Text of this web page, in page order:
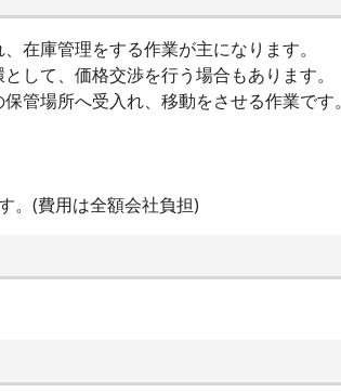
在庫管理をする作業が主になります。
して、価格交渉を行う場合もあります。
管場所へ受入れ、移動をさせる作業です。
。(費用は全額会社負担)